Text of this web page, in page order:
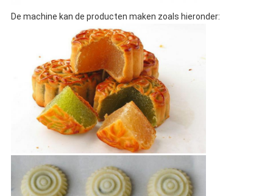
De machine kan de producten maken zoals hieronder: